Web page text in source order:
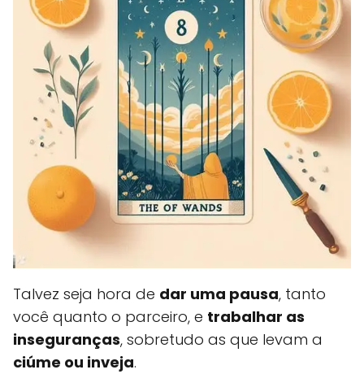
Talvez seja hora de dar uma pausa, tanto
você quanto o parceiro, e trabalhar as
inseguranças, sobretudo as que levam a
ciúme ou inveja.